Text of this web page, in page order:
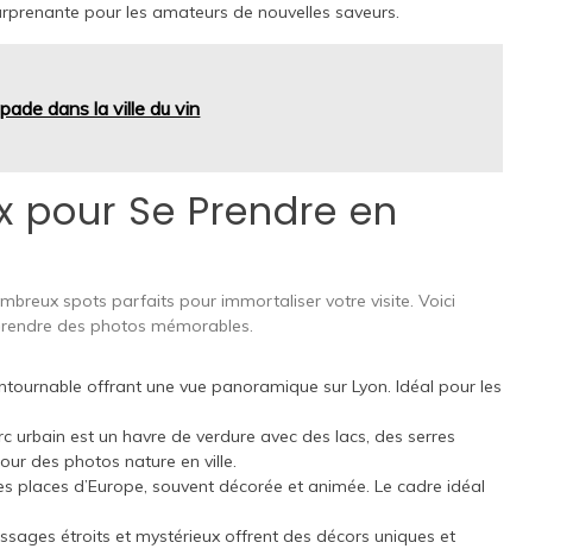
pour les amateurs de nouvelles saveurs.
dans la ville du vin
pour Se Prendre en
spots parfaits pour immortaliser votre visite. Voici
des photos mémorables.
offrant une vue panoramique sur Lyon. Idéal pour les
urbain est un havre de verdure avec des lacs, des serres
des photos nature en ville.
places d’Europe, souvent décorée et animée. Le cadre idéal
étroits et mystérieux offrent des décors uniques et